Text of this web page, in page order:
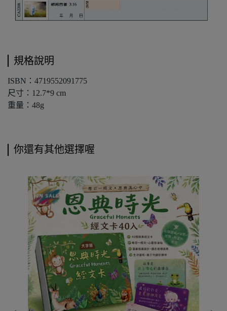
規格說明
ISBN：4719552091775
尺寸：12.7*9 cm
重量：48g
你還有其他選擇喔